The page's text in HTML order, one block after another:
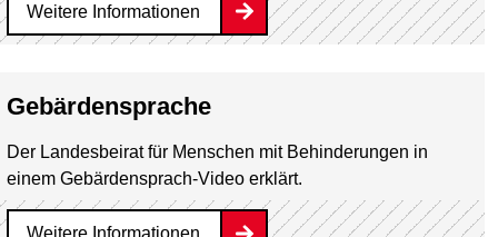
Weitere Informationen
Gebärdensprache
Der Landesbeirat für Menschen mit Behinderungen in
einem Gebärdensprach-Video erklärt.
Weitere Informationen